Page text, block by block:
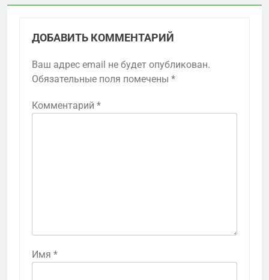
ДОБАВИТЬ КОММЕНТАРИЙ
Ваш адрес email не будет опубликован.
Обязательные поля помечены *
Комментарий *
Имя *